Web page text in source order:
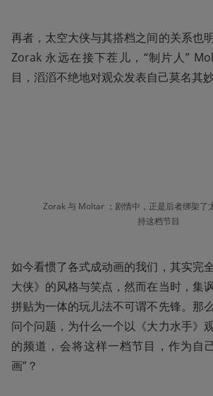
再者，太空大侠与其搭档之间的关系也
Zorak 永远在接下茬儿，“制片人”
目，滔滔不绝地对观众发表自己莫名其妙
持这档节目
如今看惯了各式成动画的我们，其实完
大侠》的风格与笑点，然而在当时，集
拼贴为一体的玩儿法不可谓不先锋。那
问个问题，为什么一个以《大力水手》
的频道，会将这样一档节目，作为自
画”？